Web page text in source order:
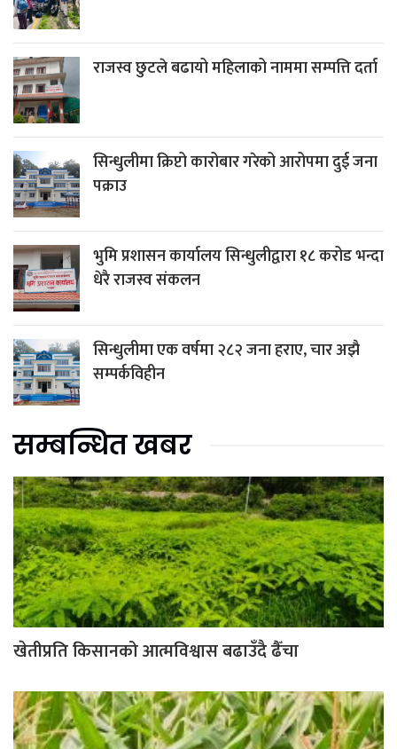
राजस्व छुटले बढायो महिलाको नाममा सम्पत्ति दर्ता
सिन्धुलीमा क्रिप्टो कारोबार गरेको आरोपमा दुई जना
पक्राउ
भुमि प्रशासन कार्यालय सिन्धुलीद्वारा १८ करोड भन्दा
धेरै राजस्व संकलन
सिन्धुलीमा एक वर्षमा २८२ जना हराए, चार अझै
सम्पर्कविहीन
सम्बन्धित खबर
खेतीप्रति किसानको आत्मविश्वास बढाउँदै ढैँचा